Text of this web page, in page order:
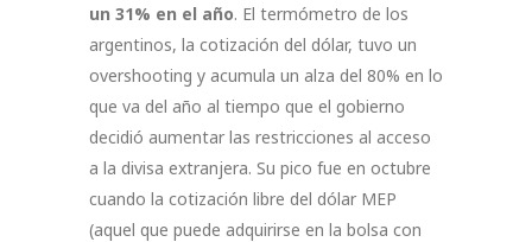
un 31% en el año. El termómetro de los
argentinos, la cotización del dólar, tuvo un
overshooting y acumula un alza del 80% en lo
que va del año al tiempo que el gobierno
decidió aumentar las restricciones al acceso
a la divisa extranjera. Su pico fue en octubre
cuando la cotización libre del dólar MEP
(aquel que puede adquirirse en la bolsa con